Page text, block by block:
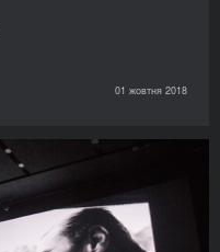
01 жовтня 2018